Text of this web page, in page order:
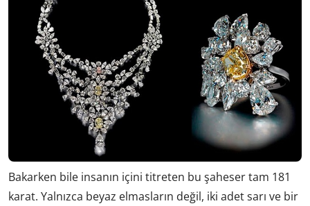
Bakarken bile insanın içini titreten bu şaheser tam 181
karat. Yalnızca beyaz elmasların değil, iki adet sarı ve bir